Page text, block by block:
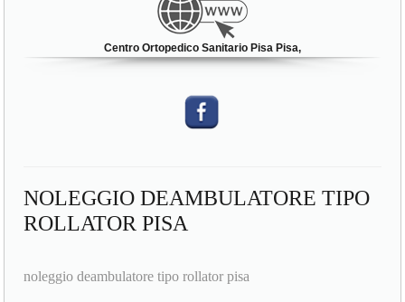
Centro Ortopedico Sanitario Pisa Pisa,
NOLEGGIO DEAMBULATORE TIPO
ROLLATOR PISA
noleggio deambulatore tipo rollator pisa